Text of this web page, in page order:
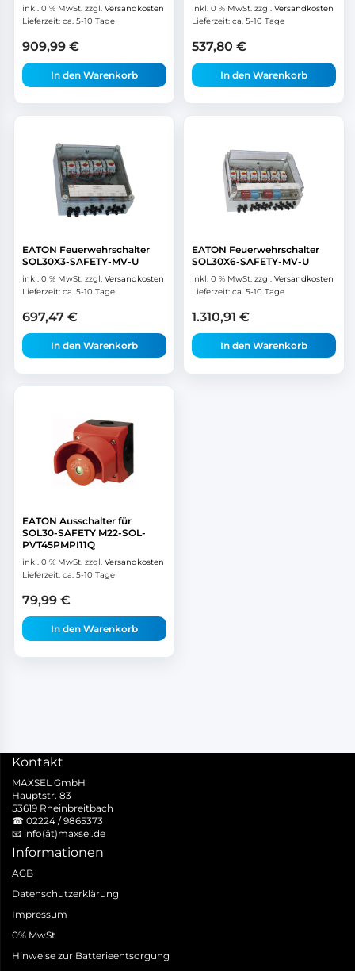
inkl. 0 % MwSt. zzgl. Versandkosten
Lieferzeit: ca. 5-10 Tage
909,99 €
In den Warenkorb
inkl. 0 % MwSt. zzgl. Versandkosten
Lieferzeit: ca. 5-10 Tage
537,80 €
In den Warenkorb
EATON Feuerwehrschalter
SOL30X3-SAFETY-MV-U
inkl. 0 % MwSt. zzgl. Versandkosten
Lieferzeit: ca. 5-10 Tage
697,47 €
In den Warenkorb
EATON Feuerwehrschalter
SOL30X6-SAFETY-MV-U
inkl. 0 % MwSt. zzgl. Versandkosten
Lieferzeit: ca. 5-10 Tage
1.310,91 €
In den Warenkorb
EATON Ausschalter für
SOL30-SAFETY M22-SOL-
PVT45PMPI11Q
inkl. 0 % MwSt. zzgl. Versandkosten
Lieferzeit: ca. 5-10 Tage
79,99 €
In den Warenkorb
Kontakt
MAXSEL GmbH
Hauptstr. 83
53619 Rheinbreitbach
☎ 02224 / 9865373
📧 info(ät)maxsel.de
Informationen
AGB
Datenschutzerklärung
Impressum
0% MwSt
Hinweise zur Batterieentsorgung